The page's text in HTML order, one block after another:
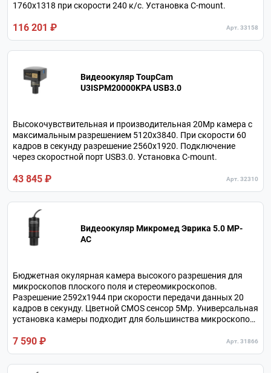
1760х1318 при скорости 240 к/с. Установка C-mount.
116 201 ₽ Арт. 33158
Видеоокуляр ToupCam
U3ISPM20000KPA USB3.0
Высокочувствительная и производительная 20Мр камера с
максимальным разрешением 5120х3840. При скорости 60
кадров в секунду разрешение 2560х1920. Подключение
через скоростной порт USB3.0. Установка C-mount.
43 845 ₽ Арт. 32310
Видеоокуляр Микромед Эврика 5.0 MP-
AC
Бюджетная окулярная камера высокого разрешения для
микроскопов плоского поля и стереомикроскопов.
Разрешение 2592x1944 при скорости передачи данных 20
кадров в секунду. Цветной CMOS сенсор 5Мр. Универсальная
установка камеры подходит для большинства микроскопов.
7 590 ₽ Арт. 31866